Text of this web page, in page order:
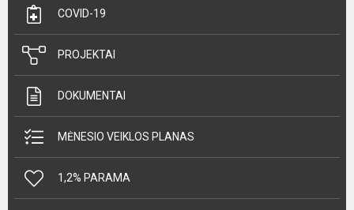
COVID-19
PROJEKTAI
DOKUMENTAI
MĖNESIO VEIKLOS PLANAS
1,2% PARAMA